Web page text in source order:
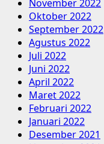
November 2022
Oktober 2022
September 2022
Agustus 2022
Juli 2022
Juni 2022
April 2022
Maret 2022
Februari 2022
Januari 2022
Desember 2021